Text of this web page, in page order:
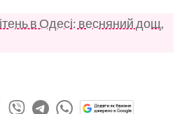
в Одесі: весняний дощ,